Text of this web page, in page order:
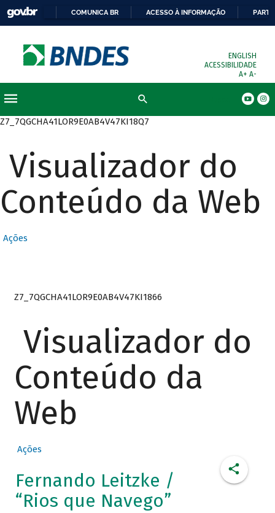
COMUNICA BR ACESSO À INFORMAÇÃO
ENGLISH
ACESSIBILIDADE
A+ A-
Z7_7QGCHA41LOR9E0AB4V47KI18Q7
Visualizador do
Conteúdo da Web
Ações
Z7_7QGCHA41LOR9E0AB4V47KI1866
Visualizador do
Conteúdo da
Web
Ações
Fernando Leitzke /
“Rios que Navego”